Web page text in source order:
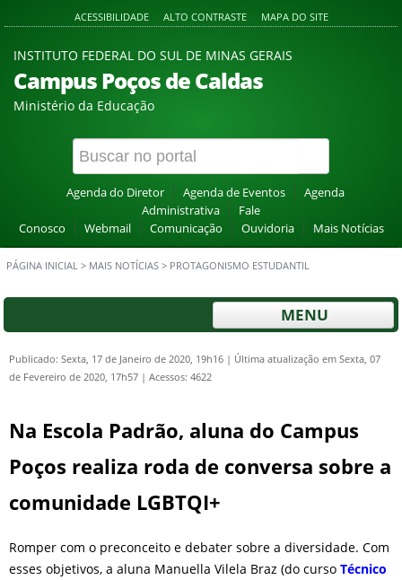
ACESSIBILIDADE ALTO CONTRASTE MAPA DO SITE
INSTITUTO FEDERAL DO SUL DE MINAS GERAIS
Campus Poços de Caldas
Ministério da Educação
Agenda do Diretor Agenda de Eventos
Agenda
Administrativa
Fale
Conosco
Webmail Comunicação Ouvidoria Mais Notícias
PÁGINA INICIAL > MAIS NOTÍCIAS > PROTAGONISMO ESTUDANTIL
MENU
Publicado: Sexta, 17 de Janeiro de 2020, 19h16 | Última atualização em Sexta, 07
de Fevereiro de 2020, 17h57 | Acessos: 4622
Na Escola Padrão, aluna do Campus
Poços realiza roda de conversa sobre a
comunidade LGBTQI+
Romper com o preconceito e debater sobre a diversidade. Com
esses objetivos, a aluna Manuella Vilela Braz (do curso Técnico